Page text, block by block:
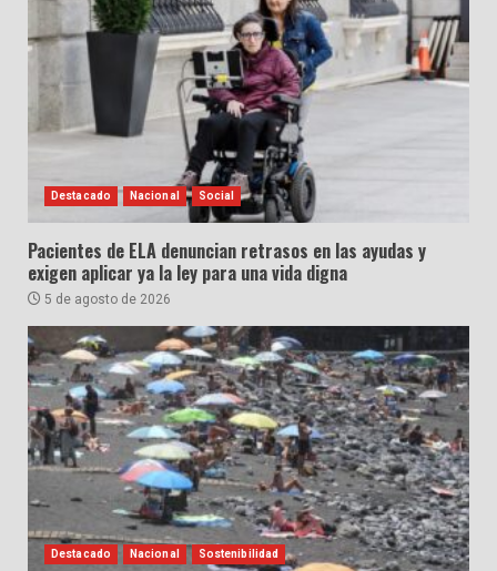
Destacado Nacional Social
Pacientes de ELA denuncian retrasos en las ayudas y
exigen aplicar ya la ley para una vida digna
5 de agosto de 2026
Destacado Nacional Sostenibilidad